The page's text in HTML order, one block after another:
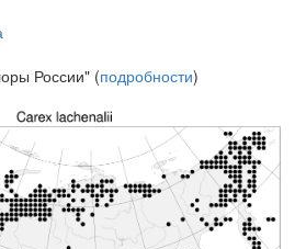
России" (подробности)